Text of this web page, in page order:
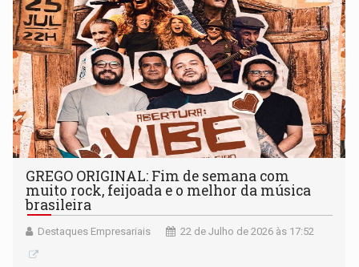
GREGO ORIGINAL: Fim de semana com
muito rock, feijoada e o melhor da música
brasileira
Destaques Empresariais 22 de Julho de 2026 às 17:52